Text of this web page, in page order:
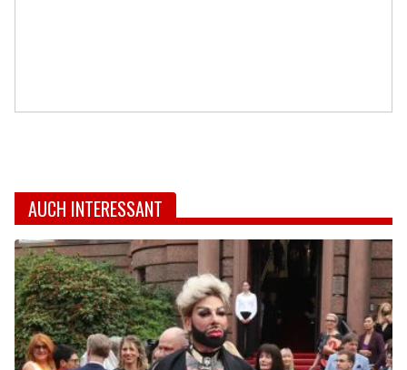
AUCH INTERESSANT